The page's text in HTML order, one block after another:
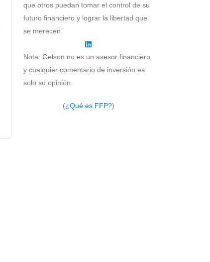
que otros puedan tomar el control de su
futuro financiero y lograr la libertad que
se merecen.
Nota: Gelson no es un asesor financiero
y cualquier comentario de inversión es
solo su opinión.
(¿Qué es FFP?)